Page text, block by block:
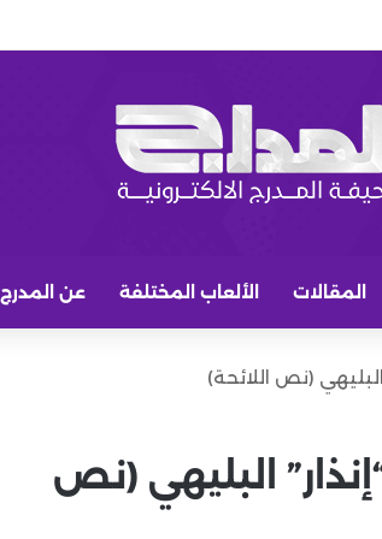
وبيكيه في برشلونة
المقالات الألعاب المختلفة عن المدرج
(نص اللائحة)
البليهي (نص